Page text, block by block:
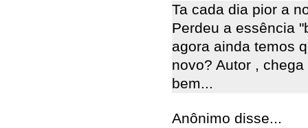
Ta cada dia pior a
Perdeu a essência
agora ainda temos
novo? Autor ,
bem...
Anônimo disse...